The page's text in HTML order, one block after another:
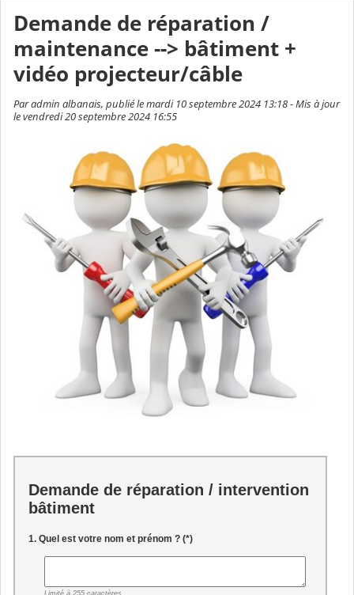
Demande de réparation /
maintenance --> bâtiment +
vidéo projecteur/câble
Par admin albanais, publié le mardi 10 septembre 2024 13:18 - Mis à jour
le vendredi 20 septembre 2024 16:55